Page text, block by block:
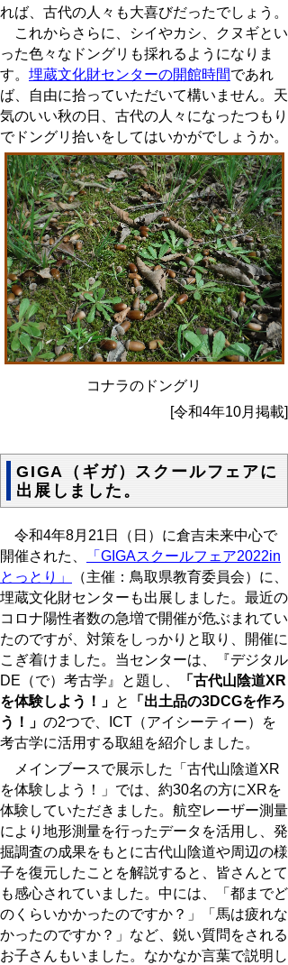
れば、古代の人々も大喜びだったでしょう。
これからさらに、シイやカシ、クヌギとい
った色々なドングリも採れるようになりま
す。 埋蔵文化財センターの開館時間であれ
ば、自由に拾っていただいて構いません。天
気のいい秋の日、古代の人々になったつもり
でドングリ拾いをしてはいかがでしょうか。
コナラのドングリ
[令和4年10月掲載]
GIGA（ギガ）スクールフェアに
出展しました。
令和4年8月21日（日）に倉吉未来中心で
開催された、
「GIGAスクールフェア2022in
とっとり」
（主催：鳥取県教育委員会）に、
埋蔵文化財センターも出展しました。最近の
コロナ陽性者数の急増で開催が危ぶまれてい
たのですが、対策をしっかりと取り、開催に
こぎ着けました。当センターは、『デジタル
DE（で）考古学』と題し、
「古代山陰道XR
を体験しよう！」
と
「出土品の3DCGを作ろ
う！」 の2つで、ICT（アイシーティー）を
考古学に活用する取組を紹介しました。
メインブースで展示した「古代山陰道XR
を体験しよう！」では、約30名の方にXRを
体験していただきました。航空レーザー測量
により地形測量を行ったデータを活用し、発
掘調査の成果をもとに古代山陰道や周辺の様
子を復元したことを解説すると、皆さんとて
も感心されていました。中には、「都までど
のくらいかかったのですか？」「馬は疲れな
かったのですか？」など、鋭い質問をされる
お子さんもいました。なかなか言葉で説明し